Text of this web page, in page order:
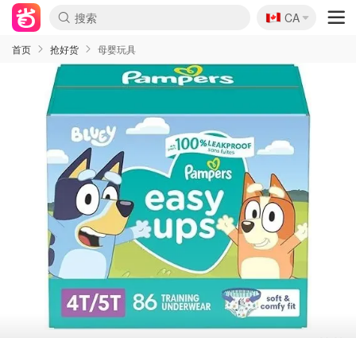
🇨🇦
CA
首页 抢好货 母婴玩具